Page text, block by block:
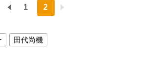
1 2
田代尚機